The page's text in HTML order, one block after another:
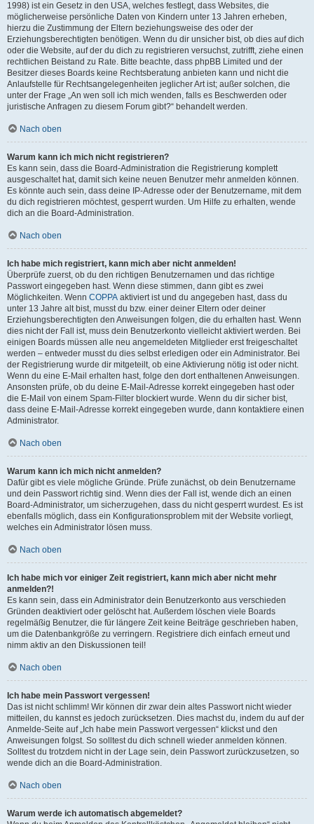
1998) ist ein Gesetz in den USA, welches festlegt, dass Websites, die
möglicherweise persönliche Daten von Kindern unter 13 Jahren erheben,
hierzu die Zustimmung der Eltern beziehungsweise des oder der
Erziehungsberechtigten benötigen. Wenn du dir unsicher bist, ob dies auf dich
oder die Website, auf der du dich zu registrieren versuchst, zutrifft, ziehe einen
rechtlichen Beistand zu Rate. Bitte beachte, dass phpBB Limited und der
Besitzer dieses Boards keine Rechtsberatung anbieten kann und nicht die
Anlaufstelle für Rechtsangelegenheiten jeglicher Art ist; außer solchen, die
unter der Frage „An wen soll ich mich wenden, falls es Beschwerden oder
juristische Anfragen zu diesem Forum gibt?“ behandelt werden.
Nach oben
Warum kann ich mich nicht registrieren?
Es kann sein, dass die Board-Administration die Registrierung komplett
ausgeschaltet hat, damit sich keine neuen Benutzer mehr anmelden können.
Es könnte auch sein, dass deine IP-Adresse oder der Benutzername, mit dem
du dich registrieren möchtest, gesperrt wurden. Um Hilfe zu erhalten, wende
dich an die Board-Administration.
Nach oben
Ich habe mich registriert, kann mich aber nicht anmelden!
Überprüfe zuerst, ob du den richtigen Benutzernamen und das richtige
Passwort eingegeben hast. Wenn diese stimmen, dann gibt es zwei
Möglichkeiten. Wenn COPPA aktiviert ist und du angegeben hast, dass du
unter 13 Jahre alt bist, musst du bzw. einer deiner Eltern oder deiner
Erziehungsberechtigten den Anweisungen folgen, die du erhalten hast. Wenn
dies nicht der Fall ist, muss dein Benutzerkonto vielleicht aktiviert werden. Bei
einigen Boards müssen alle neu angemeldeten Mitglieder erst freigeschaltet
werden – entweder musst du dies selbst erledigen oder ein Administrator. Bei
der Registrierung wurde dir mitgeteilt, ob eine Aktivierung nötig ist oder nicht.
Wenn du eine E-Mail erhalten hast, folge den dort enthaltenen Anweisungen.
Ansonsten prüfe, ob du deine E-Mail-Adresse korrekt eingegeben hast oder
die E-Mail von einem Spam-Filter blockiert wurde. Wenn du dir sicher bist,
dass deine E-Mail-Adresse korrekt eingegeben wurde, dann kontaktiere einen
Administrator.
Nach oben
Warum kann ich mich nicht anmelden?
Dafür gibt es viele mögliche Gründe. Prüfe zunächst, ob dein Benutzername
und dein Passwort richtig sind. Wenn dies der Fall ist, wende dich an einen
Board-Administrator, um sicherzugehen, dass du nicht gesperrt wurdest. Es ist
ebenfalls möglich, dass ein Konfigurationsproblem mit der Website vorliegt,
welches ein Administrator lösen muss.
Nach oben
Ich habe mich vor einiger Zeit registriert, kann mich aber nicht mehr
anmelden?!
Es kann sein, dass ein Administrator dein Benutzerkonto aus verschieden
Gründen deaktiviert oder gelöscht hat. Außerdem löschen viele Boards
regelmäßig Benutzer, die für längere Zeit keine Beiträge geschrieben haben,
um die Datenbankgröße zu verringern. Registriere dich einfach erneut und
nimm aktiv an den Diskussionen teil!
Nach oben
Ich habe mein Passwort vergessen!
Das ist nicht schlimm! Wir können dir zwar dein altes Passwort nicht wieder
mitteilen, du kannst es jedoch zurücksetzen. Dies machst du, indem du auf der
Anmelde-Seite auf „Ich habe mein Passwort vergessen“ klickst und den
Anweisungen folgst. So solltest du dich schnell wieder anmelden können.
Solltest du trotzdem nicht in der Lage sein, dein Passwort zurückzusetzen, so
wende dich an die Board-Administration.
Nach oben
Warum werde ich automatisch abgemeldet?